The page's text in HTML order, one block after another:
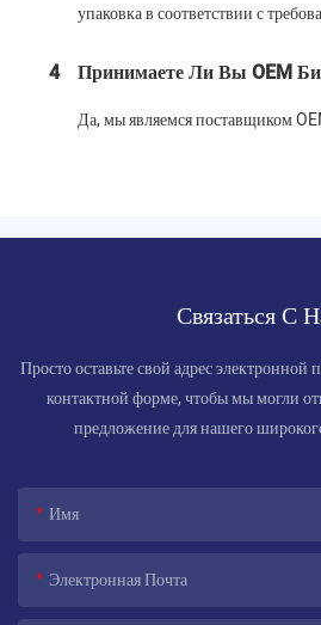
упаковка в соответствии с
4 Принимаете Ли Вы OEM
Да, мы являемся поставщиком
Связаться С
Просто оставьте свой адрес
контактной форме, чтобы мы могли
предложение для нашего
Имя
Электронная Почта